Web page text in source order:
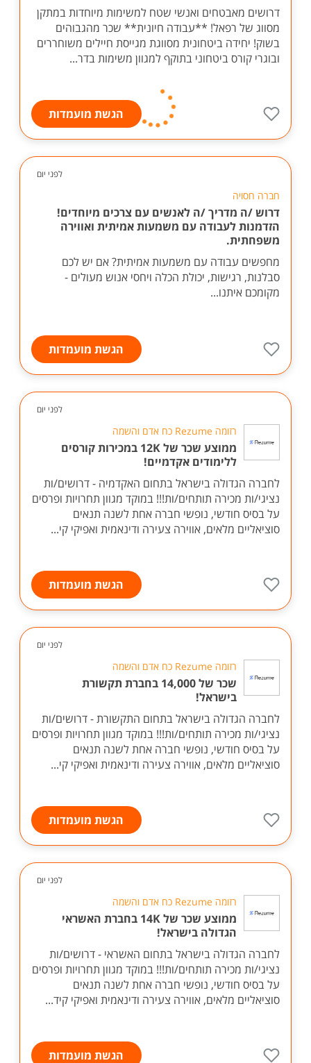
דרושים מאבטחים ואנשי שטח למשימות מיוחדות במתקן
מסווג של רפאל! **עבודה חיונית** שכר מהגבוהים
בשוק! יחידה ביטחונית מסווגת מגייסת חיילים משוחררים
ובוגרי קורס ביטחוני בתוקף למגוון משימות בדר...
הגשת מועמדות
לפני יום
חברה חסויה
דרוש /ה מדריך /ה לאנשים עם צרכים מיוחדים!
הזדמנות לעבודה עם משמעות אמיתית ואווירה
משפחתית.
מחפשים עבודה עם משמעות אמיתית? אם יש לכם
סבלנות, רגישות, יכולת הכלה ויחסי אנוש מעולים -
מקומכם איתנו...
הגשת מועמדות
לפני יום
רזומה Rezume כח אדם והשמה
ממוצע שכר של 12K במכירות קורסים
ללימודים אקדמיים!
לחברה הגדולה בישראל בתחום האקדמיה - דרושים/ות
נציגי/ות מכירה תותחים/ות!!! במוקד מגוון תחרויות ופרסים
על בסיס חודשי, נופשי חברה אחת לשנה תנאים
סוציאליים מלאים, אווירה צעירה ודינאמית ואפיקי קי...
הגשת מועמדות
לפני יום
רזומה Rezume כח אדם והשמה
שכר של 14,000 בחברת תקשורת
בישראל!
לחברה הגדולה בישראל בתחום התקשורת - דרושים/ות
נציגי/ות מכירה תותחים/ות!!! במוקד מגוון תחרויות ופרסים
על בסיס חודשי, נופשי חברה אחת לשנה תנאים
סוציאליים מלאים, אווירה צעירה ודינאמית ואפיקי קי...
הגשת מועמדות
לפני יום
רזומה Rezume כח אדם והשמה
ממוצע שכר של 14K בחברת האשראי
הגדולה בישראל!
לחברה הגדולה בישראל בתחום האשראי - דרושים/ות
נציגי/ות מכירה תותחים/ות!!! במוקד מגוון תחרויות ופרסים
על בסיס חודשי, נופשי חברה אחת לשנה תנאים
סוציאליים מלאים, אווירה צעירה ודינאמית ואפיקי קיד...
הגשת מועמדות